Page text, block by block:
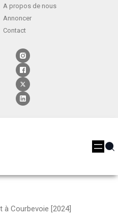
A propos de nous
Annoncer
Contact
à Courbevoie [2024]